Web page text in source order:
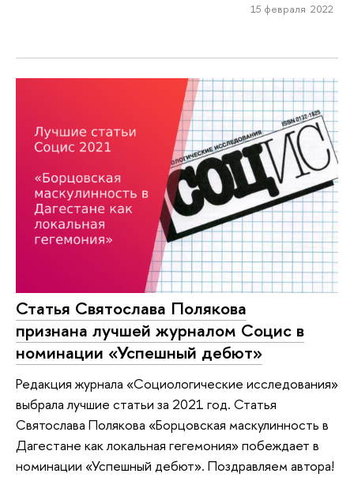
15 февраля 2022
Статья Святослава Полякова
признана лучшей журналом Социс в
номинации «Успешный дебют»
Редакция журнала «Социологические исследования»
выбрала лучшие статьи за 2021 год. Статья
Святослава Полякова «Борцовская маскулинность в
Дагестане как локальная гегемония» побеждает в
номинации «Успешный дебют». Поздравляем автора!